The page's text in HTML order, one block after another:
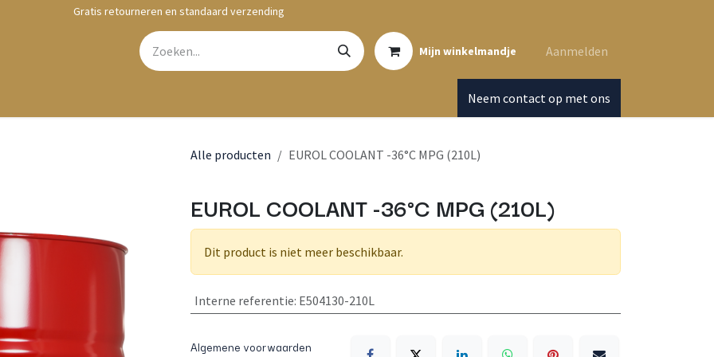
Gratis retourneren en standaard verzending
Mijn winkelmandje Aanmelden
Neem contact op met ons
Alle producten EUROL COOLANT -36°C MPG (210L)
EUROL COOLANT -36°C MPG (210L)
Dit product is niet meer beschikbaar.
Interne referentie: E504130-210L
Algemene voorwaarden